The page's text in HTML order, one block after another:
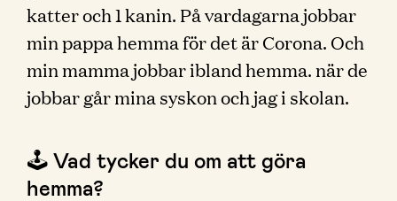
katter och 1 kanin. På vardagarna jobbar
min pappa hemma för det är Corona. Och
min mamma jobbar ibland hemma. när de
jobbar går mina syskon och jag i skolan.
🕹 Vad tycker du om att göra
hemma?